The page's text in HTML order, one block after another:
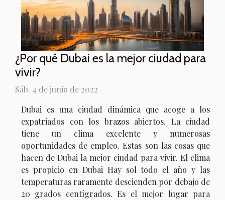
¿Por qué Dubai es la mejor ciudad para
vivir?
Sáb. 4 de junio de 2022
Dubai es una ciudad dinámica que acoge a los
expatriados con los brazos abiertos. La ciudad
tiene un clima excelente y numerosas
oportunidades de empleo. Estas son las cosas que
hacen de Dubai la mejor ciudad para vivir. El clima
es propicio en Dubai Hay sol todo el año y las
temperaturas raramente descienden por debajo de
20 grados centígrados. Es el mejor lugar para